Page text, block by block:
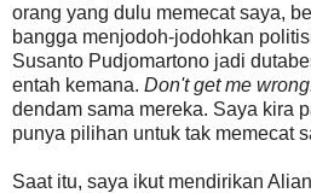
orang yang dulu memecat saya,
bangga menjodoh-jodohkan
Susanto Pudjomartono jadi
entah kemana. Don't get me
dendam sama mereka. Saya kira
punya pilihan untuk tak memecat
Saat itu, saya ikut mendirikan